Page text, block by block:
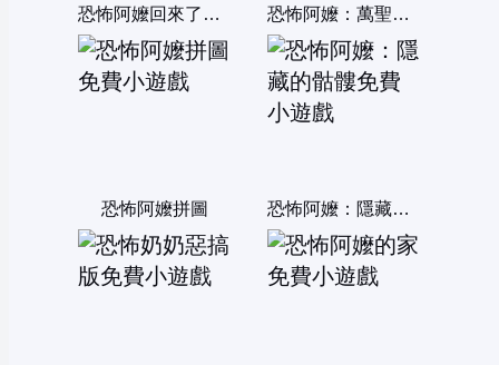
恐怖阿嬤回來了：邪惡命運 恐怖阿嬤：萬聖節之屋
恐怖阿嬤拼圖 恐怖阿嬤：隱藏的骷髏